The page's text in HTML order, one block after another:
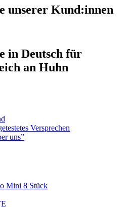
unserer Kund:innen
in Deutsch für
an Huhn
Versprechen
uns”
Mini 8 Stück